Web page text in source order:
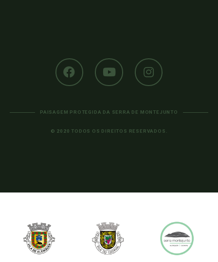
PAISAGEM PROTEGIDA DA SERRA DE MONTEJUNTO
© 2020 TODOS OS DIREITOS RESERVADOS.